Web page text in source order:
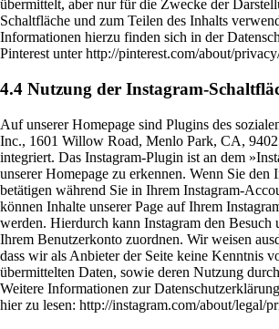
übermittelt, aber nur für die Zwecke der
Schaltfläche und zum Teilen des Inhalts
Informationen hierzu finden sich in der
Pinterest unter http://pinterest.com/about/
4.4 Nutzung der Instagram-
Auf unserer Homepage sind Plugins des
Inc., 1601 Willow Road, Menlo Park, CA,
integriert. Das Instagram-Plugin ist an dem
unserer Homepage zu erkennen. Wenn Sie den
betätigen während Sie in Ihrem Instagram-
können Inhalte unserer Page auf Ihrem
werden. Hierdurch kann Instagram den Besuch
Ihrem Benutzerkonto zuordnen. Wir weisen
dass wir als Anbieter der Seite keine Kenntnis
übermittelten Daten, sowie deren Nutzung
Weitere Informationen zur
hier zu lesen: http://instagram.com/about/legal/